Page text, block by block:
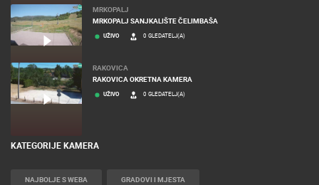
MRKOPALJ
MRKOPALJ SANJKALIŠTE ČELIMBAŠA
UŽIVO 0 GLEDATELJ(A)
RAKOVICA
RAKOVICA OKRETNA KAMERA
UŽIVO 0 GLEDATELJ(A)
KATEGORIJE KAMERA
NAJBOLJE S WEBA GRADOVI I MJESTA